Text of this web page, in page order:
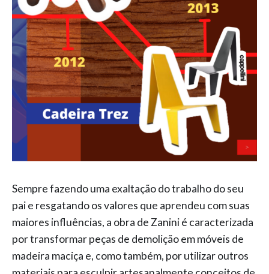
Sempre fazendo uma exaltação do trabalho do seu
pai e resgatando os valores que aprendeu com suas
maiores influências, a obra de Zanini é caracterizada
por transformar peças de demolição em móveis de
madeira maciça e, como também, por utilizar outros